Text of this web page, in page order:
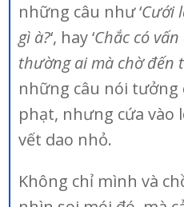
những câu như ‘Cưới
gì à?‘, hay ‘Chắc có
thường ai mà chờ đến
những câu nói
phạt, nhưng cứa
vết dao nhỏ.
Không chỉ mình và